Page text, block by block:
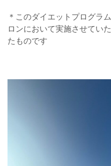
＊このダイエットプログラ
ロンにおいて実施させてい
たものです